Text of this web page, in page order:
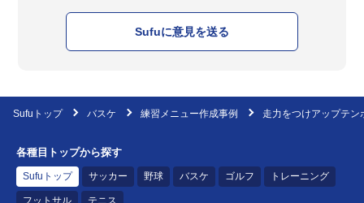
Sufuに意見を送る
Sufuトップ バスケ 練習メニュー作成事例 走力をつけアップテン
各種目トップから探す
Sufuトップ サッカー 野球 バスケ ゴルフ トレーニング
フットサル テニス